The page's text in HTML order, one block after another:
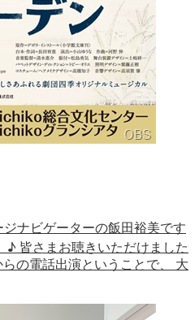
ナビゲーターの飯田裕美です
♪ 皆さまお聴きいただけました
の電話出演ということで、 大